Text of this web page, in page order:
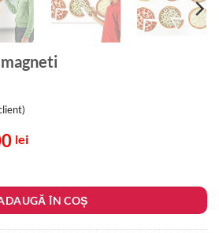
lei.
leiPrețul
183.00 lei.
ÎN COȘ